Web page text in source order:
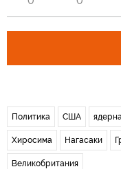
Политика США
Хиросима Нагасаки
Великобритания